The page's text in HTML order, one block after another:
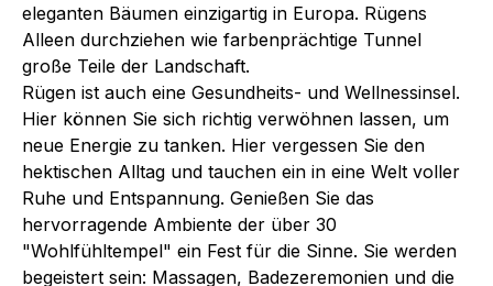
eleganten Bäumen einzigartig in Europa. Rügens
Alleen durchziehen wie farbenprächtige Tunnel
große Teile der Landschaft.
Rügen ist auch eine Gesundheits- und Wellnessinsel.
Hier können Sie sich richtig verwöhnen lassen, um
neue Energie zu tanken. Hier vergessen Sie den
hektischen Alltag und tauchen ein in eine Welt voller
Ruhe und Entspannung. Genießen Sie das
hervorragende Ambiente der über 30
"Wohlfühltempel" ein Fest für die Sinne. Sie werden
begeistert sein: Massagen, Badezeremonien und die